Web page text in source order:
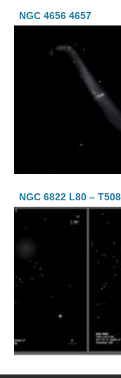
NGC 4656 4657
NGC 6822 L80 – T508